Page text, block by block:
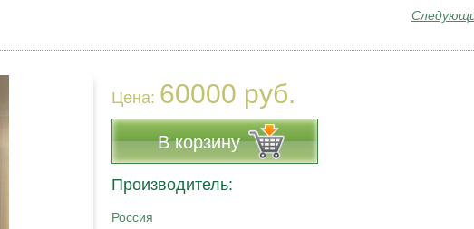
Цена: 60000 руб.
В корзину
Производитель:
Россия